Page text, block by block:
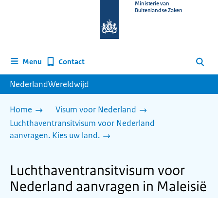
homepage
Ministerie van
Buitenlandse Zaken
Menu Contact Zoeken
NederlandWereldwijd
Home
Visum voor Nederland
Luchthaventransitvisum voor Nederland
aanvragen. Kies uw land.
Luchthaventransitvisum voor
Nederland aanvragen in Maleisië